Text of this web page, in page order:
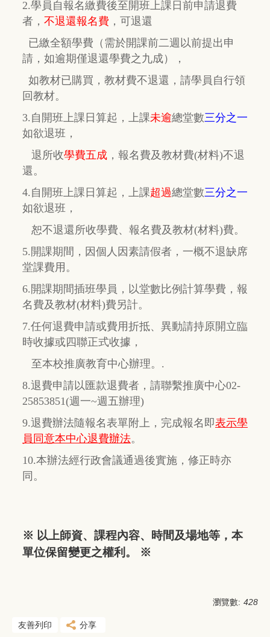
2.學員自報名繳費後至開班上課日前申請退費
者， 不退還報名費 ， 可退還
已繳全額學費 （需於開課前二週以前提出申
請，如逾期僅退還學費之九成），
如教材已購買，教材費不退還， 請學員自行領
回教材。
3.自開班上課日算起，上課未逾總堂數三分之一
如欲退班，
退所收學費五成 ， 報名費及教材費(材料)不退
還。
4.自開班上課日算起，上課超過總堂數三分之一
如欲退班，
恕不退還所收學費、報名費及教材(材料)費。
5.開課期間，因個人因素請假者，一概不退缺席
堂課費用。
6.開課期間插班學員，以堂數比例計算學費，報
名費及教材(材料)費另計。
7.任何退費申請或費用折抵、異動請持原開立臨
時收據或四聯正式收據，
至本校推廣教育中心辦理。.
8.退費申請以匯款退費者，請聯繫推廣中心02-
25853851(週一~週五辦理)
9.退費辦法隨報名表單附上，完成報名即表示學
員同意本中心退費辦法。
10.本辦法經行政會議通過後實施，修正時亦
同。
※ 以上師資、課程內容、時間及場地等，本
單位保留變更之權利。 ※
瀏覽數: 428
友善列印 分享